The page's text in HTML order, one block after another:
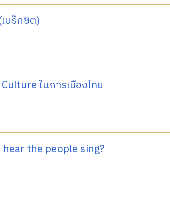
บร็กซิต)
ในการเมืองไทย
hear the people sing?